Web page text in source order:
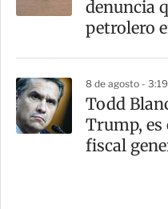
denuncia
petrolero
8 de agosto -
Todd
Trump,
fiscal